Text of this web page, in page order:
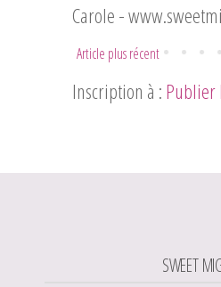
Carole -
Article plus récent
Inscription à :Publier
SWEET